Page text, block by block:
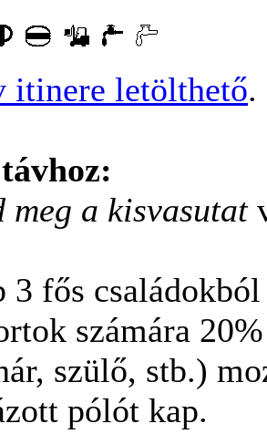
itinere letölthető.
meg a kisvasutat
3 fős
számára
szülő, stb.)
pólót kap.